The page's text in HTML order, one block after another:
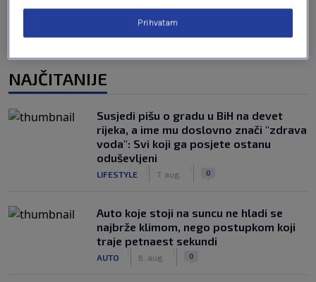
NAJČITANIJE
Susjedi pišu o gradu u BiH na devet
rijeka, a ime mu doslovno znači "zdrava
voda": Svi koji ga posjete ostanu
oduševljeni
LIFESTYLE 7. aug. 0
Auto koje stoji na suncu ne hladi se
najbrže klimom, nego postupkom koji
traje petnaest sekundi
AUTO 6. aug. 0
Prihvatam